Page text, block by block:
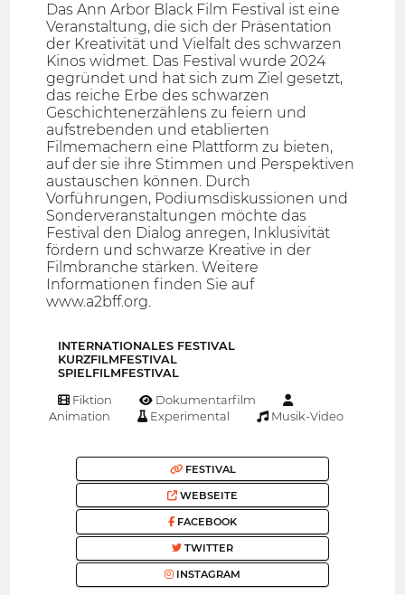
Das Ann Arbor Black Film Festival ist eine
Veranstaltung, die sich der Präsentation
der Kreativität und Vielfalt des schwarzen
Kinos widmet. Das Festival wurde 2024
gegründet und hat sich zum Ziel gesetzt,
das reiche Erbe des schwarzen
Geschichtenerzählens zu feiern und
aufstrebenden und etablierten
Filmemachern eine Plattform zu bieten,
auf der sie ihre Stimmen und Perspektiven
austauschen können. Durch
Vorführungen, Podiumsdiskussionen und
Sonderveranstaltungen möchte das
Festival den Dialog anregen, Inklusivität
fördern und schwarze Kreative in der
Filmbranche stärken. Weitere
Informationen finden Sie auf
www.a2bff.org.
INTERNATIONALES FESTIVAL
KURZFILMFESTIVAL
SPIELFILMFESTIVAL
Fiktion
Dokumentarfilm
Animation
Experimental Musik-Video
FESTIVAL
WEBSEITE
FACEBOOK
TWITTER
INSTAGRAM